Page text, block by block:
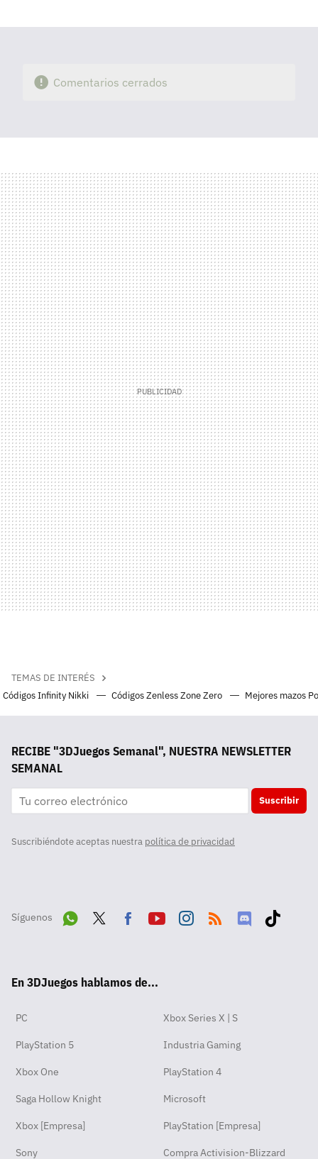
Comentarios cerrados
TEMAS DE INTERÉS
Códigos Infinity Nikki
Códigos Zenless Zone Zero Mejores mazos
RECIBE "3DJuegos Semanal", NUESTRA NEWSLETTER
SEMANAL
Suscribir
Suscribiéndote aceptas nuestra política de privacidad
Síguenos
pp
ok
En 3DJuegos hablamos de...
PC Xbox Series X | S
PlayStation 5 Industria Gaming
Xbox One PlayStation 4
Saga Hollow Knight Microsoft
Xbox [Empresa] PlayStation [Empresa]
Sony Compra Activision-Blizzard